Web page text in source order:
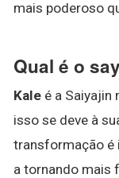
mais poderoso
Qual é o
Kale é a Saiyajin
isso se deve à
transformação é
a tornando mais